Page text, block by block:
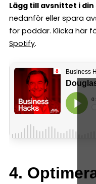
Lägg till avsnittet i
nedanför eller spara
för poddar. Klicka här
Spotify.
4.